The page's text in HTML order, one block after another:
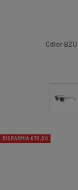
Cdior B2U
RISPARMIA €70,00